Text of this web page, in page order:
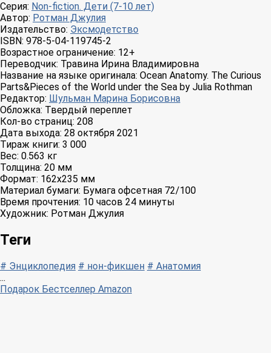
Серия: Non-fiction. Дети (7-10 лет)
Автор: Ротман Джулия
Издательство: Эксмодетство
ISBN: 978-5-04-119745-2
Возрастное ограничение: 12+
Переводчик: Травина Ирина Владимировна
Название на языке оригинала: Ocean Anatomy. The Curious
Parts&Pieces of the World under the Sea by Julia Rothman
Редактор: Шульман Марина Борисовна
Обложка: Твердый переплет
Кол-во страниц: 208
Дата выхода: 28 октября 2021
Тираж книги: 3 000
Вес: 0.563 кг
Толщина: 20 мм
Формат: 162x235 мм
Материал бумаги: Бумага офсетная 72/100
Время прочтения: 10 часов 24 минуты
Художник: Ротман Джулия
Теги
# Энциклопедия # нон-фикшен # Анатомия
...
Подарок Бестселлер Amazon